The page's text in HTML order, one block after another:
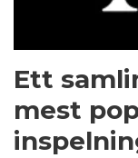
Ett
mest